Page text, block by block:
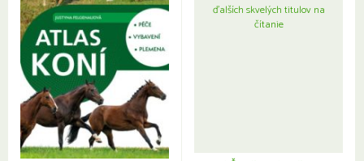
ďalších skvelých titulov na
čítanie